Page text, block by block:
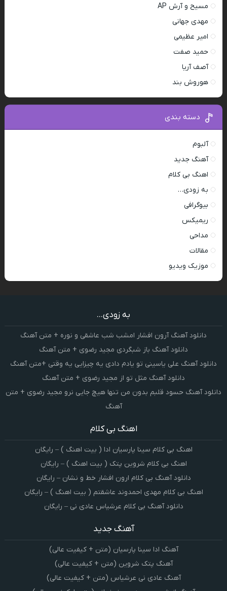
مسیح و آرش AP
مهدی جهانی
امیر عظیمی
حمید صفت
آصف آریا
هوروش بند
دسته بندی
آلبوم
آهنگ جدید
اهنگ بی کلام
به زودی…
بیوگرافی
ریمیکس
مداحی
مقالات
موزیک ویدیو
به زودی...
دانلود آهنگ آرون افشار امشب شب عاشقی و نوره + متن آهنگ
دانلود آهنگ باز شبگردی مجید رضوی + متن آهنگ
دانلود آهنگ علی یاسینی تو یادم دادی یه چیزایی یه وقتی +متن آهنگ
دانلود آهنگ مثل تو از مجید رضوی + متن آهنگ
دانلود آهنگ حسود قلبم بدون من تنها هیچ جایی نرو مجید رضوی + متن
آهنگ
اهنگ بی کلام
اهنگ بی کلام سینا پارسیان ادا ( بیت اهنگ ) – رایگان
اهنگ بی کلام شروین پتک ( بیت اهنگ ) – رایگان
دانلود آهنگ بی کلام ارون افشار خط و نشان – رایگان
اهنگ بی کلام مهدی احمدوند عاشقتم ( بیت اهنگ ) – رایگان
دانلود آهنگ بی کلام عرشیاس عادی نی – رایگان
آهنگ جدید
آهنگ ادا سینا پارسیان (متن + کیفیت عالی)
آهنگ پتک شروین (متن + کیفیت عالی)
آهنگ عادی نی عرشیاس (متن + کیفیت عالی)